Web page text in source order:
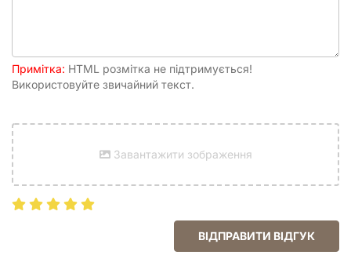
Примітка: HTML розмітка не підтримується!
Використовуйте звичайний текст.
Завантажити зображення
ВІДПРАВИТИ ВІДГУК